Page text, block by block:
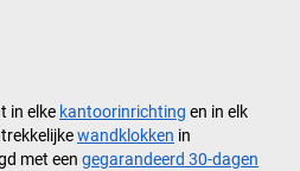
in elke kantoorinrichting en in elk
wandklokken in
met een gegarandeerd 30-dagen